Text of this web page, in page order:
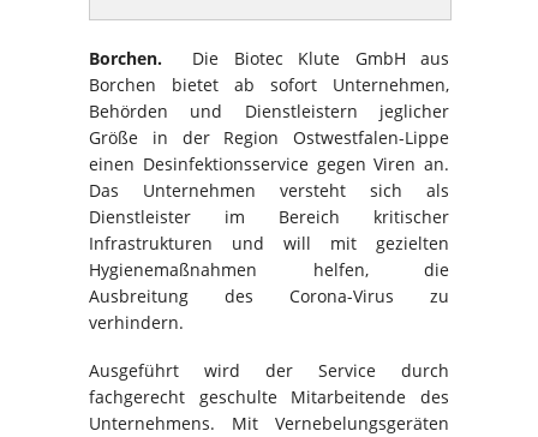
Borchen. Die Biotec Klute GmbH aus
Borchen bietet ab sofort Unternehmen,
Behörden und Dienstleistern jeglicher
Größe in der Region Ostwestfalen-Lippe
einen Desinfektionsservice gegen Viren an.
Das Unternehmen versteht sich als
Dienstleister im Bereich kritischer
Infrastrukturen und will mit gezielten
Hygienemaßnahmen helfen, die
Ausbreitung des Corona-Virus zu
verhindern.
Ausgeführt wird der Service durch
fachgerecht geschulte Mitarbeitende des
Unternehmens. Mit Vernebelungsgeräten